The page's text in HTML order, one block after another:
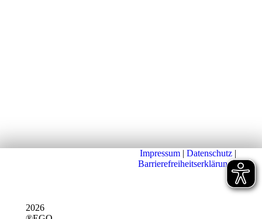
2026
Impressum | Datenschutz |
Barrierefreiheitserklärung|